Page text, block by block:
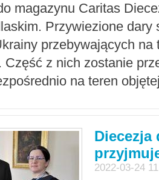
magazynu Caritas
Przywiezione dary
przebywających na
Część z nich zostanie
na teren
Diecezja
2022-03-24